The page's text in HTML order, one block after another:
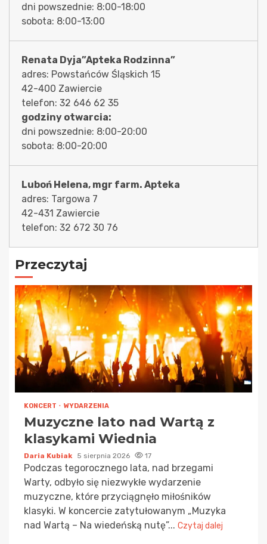
dni powszednie: 8:00-18:00
sobota: 8:00-13:00
Renata Dyja”Apteka Rodzinna”
adres: Powstańców Śląskich 15
42-400 Zawiercie
telefon: 32 646 62 35
godziny otwarcia:
dni powszednie: 8:00-20:00
sobota: 8:00-20:00
Luboń Helena, mgr farm. Apteka
adres: Targowa 7
42-431 Zawiercie
telefon: 32 672 30 76
Przeczytaj
KONCERT WYDARZENIA
Muzyczne lato nad Wartą z
klasykami Wiednia
Daria Kubiak 5 sierpnia 2026 17
Podczas tegorocznego lata, nad brzegami
Warty, odbyło się niezwykłe wydarzenie
muzyczne, które przyciągnęło miłośników
klasyki. W koncercie zatytułowanym „Muzyka
nad Wartą – Na wiedeńską nutę”... Czytaj dalej